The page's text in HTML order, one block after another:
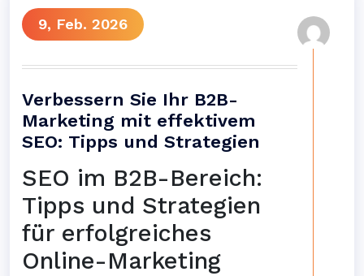
9, Feb. 2026
Verbessern Sie Ihr B2B-
Marketing mit effektivem
SEO: Tipps und Strategien
SEO im B2B-Bereich:
Tipps und Strategien
für erfolgreiches
Online-Marketing